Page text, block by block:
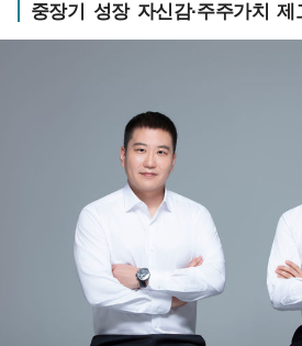
중장기 성장 자신감·주주가치